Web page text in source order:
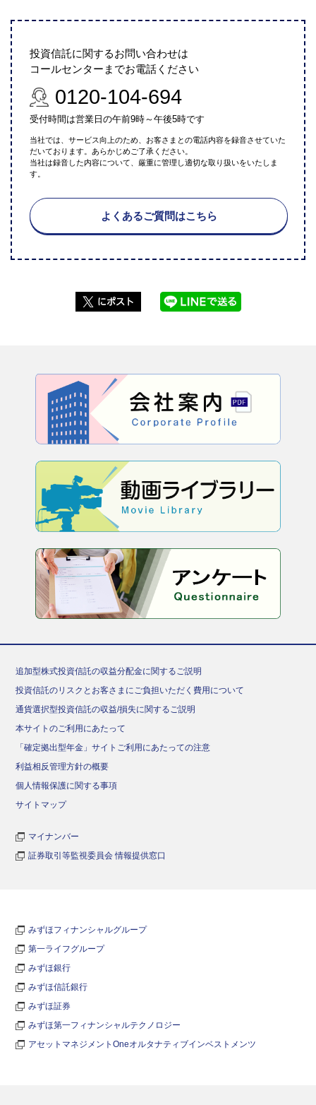
投資信託に関するお問い合わせは
コールセンターまでお電話ください
0120-104-694
受付時間は営業日の午前9時～午後5時です
当社では、サービス向上のため、お客さまとの電話内容を録音させていた
だいております。あらかじめご了承ください。
当社は録音した内容について、厳重に管理し適切な取り扱いをいたしま
す。
よくあるご質問はこちら
追加型株式投資信託の収益分配金に関するご説明
投資信託のリスクとお客さまにご負担いただく費用について
通貨選択型投資信託の収益/損失に関するご説明
本サイトのご利用にあたって
「確定拠出型年金」サイトご利用にあたっての注意
利益相反管理方針の概要
個人情報保護に関する事項
サイトマップ
マイナンバー
証券取引等監視委員会 情報提供窓口
みずほフィナンシャルグループ
第一ライフグループ
みずほ銀行
みずほ信託銀行
みずほ証券
みずほ第一フィナンシャルテクノロジー
アセットマネジメントOneオルタナティブインベストメンツ